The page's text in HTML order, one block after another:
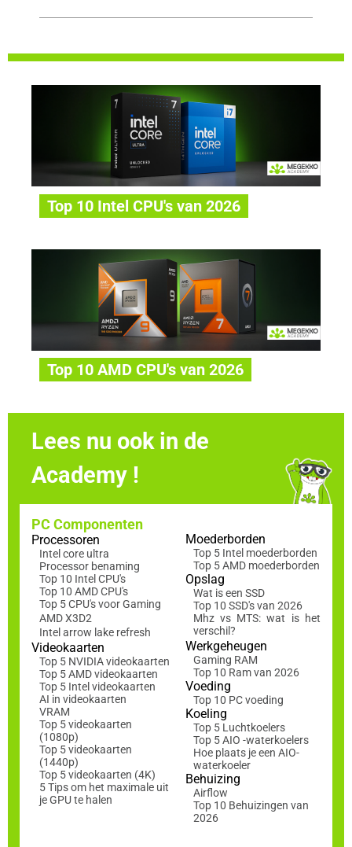
Top 10 Intel CPU's van 2026
Top 10 AMD CPU's van 2026
Lees nu ook in de
Academy !
PC Componenten
Processoren
Intel core ultra
Processor benaming
Top 10 Intel CPU's
Top 10 AMD CPU's
Top 5 CPU's voor Gaming
AMD X3D2
Intel arrow lake refresh
Videokaarten
Top 5 NVIDIA videokaarten
Top 5 AMD videokaarten
Top 5 Intel videokaarten
AI in videokaarten
VRAM
Top 5 videokaarten
(1080p)
Top 5 videokaarten
(1440p)
Top 5 videokaarten (4K)
5 Tips om het maximale uit
je GPU te halen
Moederborden
Top 5 Intel moederborden
Top 5 AMD moederborden
Opslag
Wat is een SSD
Top 10 SSD's van 2026
Mhz vs MTS: wat is het
verschil?
Werkgeheugen
Gaming RAM
Top 10 Ram van 2026
Voeding
Top 10 PC voeding
Koeling
Top 5 Luchtkoelers
Top 5 AIO -waterkoelers
Hoe plaats je een AIO-
waterkoeler
Behuizing
Airflow
Top 10 Behuizingen van
2026